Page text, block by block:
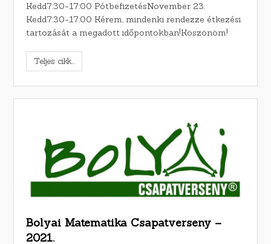
Kedd7:30-17:00 PótbefizetésNovember 23.
Kedd7:30-17:00 Kérem, mindenki rendezze étkezési
tartozását a megadott időpontokban!Köszönöm!
Teljes cikk...
Bolyai Matematika Csapatverseny –
2021.